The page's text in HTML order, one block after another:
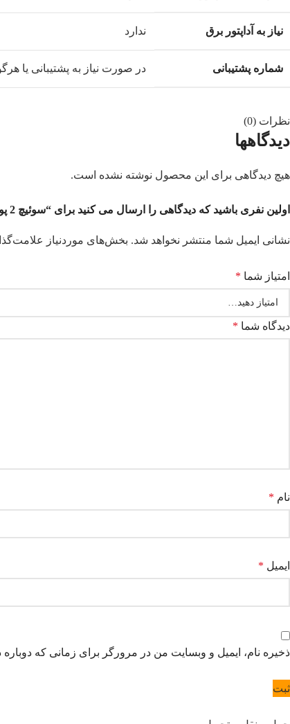
نیاز به آداپتور برق ندارد
شماره پشتیبانی در صورت نیاز به پشتیبانی یا هرگونه سوال با شماره های
نظرات (0)
دیدگاهها
هیچ دیدگاهی برای این محصول نوشته نشده است.
اولین نفری باشید که دیدگاهی را ارسال می کنید برای “سوئیچ 2 پورت KVM دی لینک مدل DLINK KVM-221”
نشانی ایمیل شما منتشر نخواهد شد. بخش‌های موردنیاز
امتیاز شما *
دیدگاه شما *
نام *
ایمیل *
ذخیره نام، ایمیل و وبسایت من در مرورگر برای زمانی که